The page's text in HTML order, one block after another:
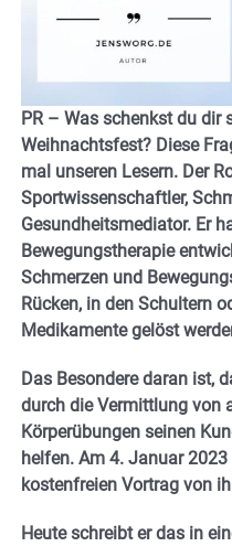
PR – Was schenkst du dir
Weihnachtsfest? Diese
mal unseren Lesern. Der
Sportwissenschaftler,
Gesundheitsmediator. Er
Bewegungstherapie
Schmerzen und
Rücken, in den Schultern
Medikamente gelöst
Das Besondere daran ist,
durch die Vermittlung von
Körperübungen seinen
helfen. Am 4. Januar
kostenfreien Vortrag von
Heute schreibt er das in